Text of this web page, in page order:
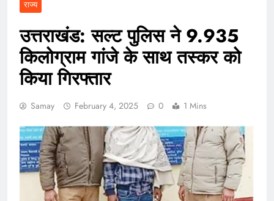
राज्य
उत्तराखंड: सल्ट पुलिस ने 9.935
किलोग्राम गांजे के साथ तस्कर को
किया गिरफ्तार
Samay February 4, 2025 0 1 Mins